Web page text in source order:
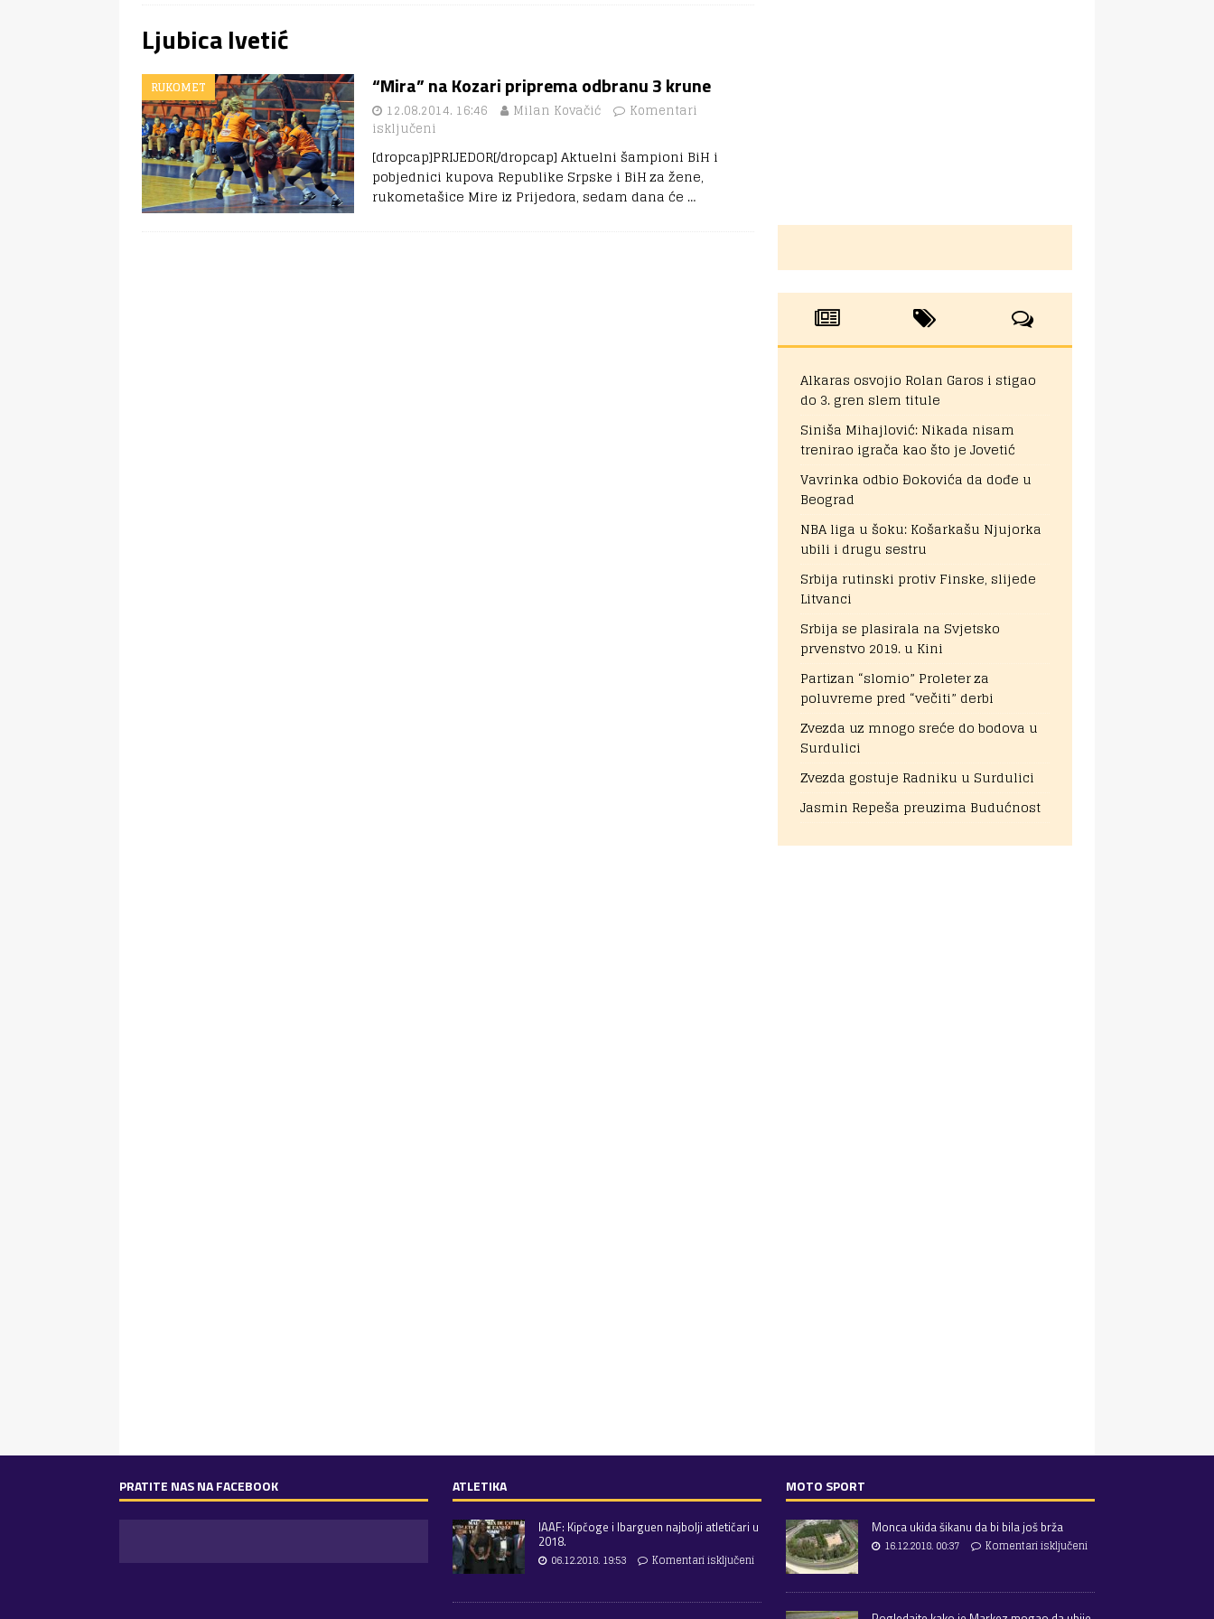
Ljubica Ivetić
RUKOMET “Mira” na Kozari priprema odbranu 3 krune
12.08.2014. 16:46 Milan Kovačić
Komentari
isključeni
[dropcap]PRIJEDOR[/dropcap] Aktuelni šampioni BiH i
pobjednici kupova Republike Srpske i BiH za žene,
rukometašice Mire iz Prijedora, sedam dana će …
Alkaras osvojio Rolan Garos i stigao
do 3. gren slem titule
Siniša Mihajlović: Nikada nisam
trenirao igrača kao što je Jovetić
Vavrinka odbio Đokovića da dođe u
Beograd
NBA liga u šoku: Košarkašu Njujorka
ubili i drugu sestru
Srbija rutinski protiv Finske, slijede
Litvanci
Srbija se plasirala na Svjetsko
prvenstvo 2019. u Kini
Partizan “slomio” Proleter za
poluvreme pred “večiti” derbi
Zvezda uz mnogo sreće do bodova u
Surdulici
Zvezda gostuje Radniku u Surdulici
Jasmin Repeša preuzima Budućnost
PRATITE NAS NA FACEBOOK ATLETIKA
IAAF: Kipčoge i Ibarguen najbolji atletičari u
2018.
06.12.2018. 19:53
Komentari isključeni
MOTO SPORT
Monca ukida šikanu da bi bila još brža
16.12.2018. 00:37
Komentari isključeni